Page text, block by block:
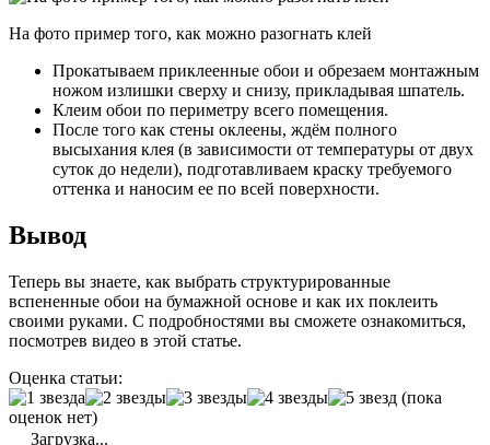
На фото пример того, как можно разогнать клей
Прокатываем приклеенные обои и обрезаем монтажным
ножом излишки сверху и снизу, прикладывая шпатель.
Клеим обои по периметру всего помещения.
После того как стены оклеены, ждём полного
высыхания клея (в зависимости от температуры от двух
суток до недели), подготавливаем краску требуемого
оттенка и наносим ее по всей поверхности.
Вывод
Теперь вы знаете, как выбрать структурированные
вспененные обои на бумажной основе и как их поклеить
своими руками. С подробностями вы сможете ознакомиться,
посмотрев видео в этой статье.
Оценка статьи:
(пока
оценок нет)
Загрузка...